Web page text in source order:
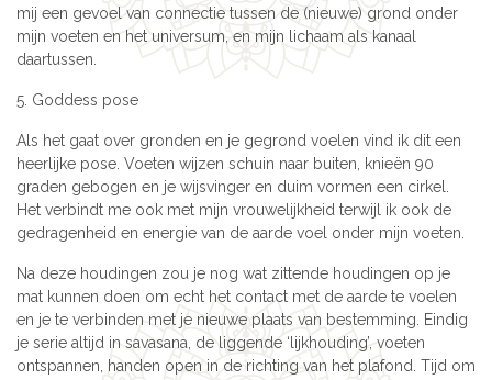
mij een gevoel van connectie tussen de (nieuwe) grond onder
mijn voeten en het universum, en mijn lichaam als kanaal
daartussen.
5. Goddess pose
Als het gaat over gronden en je gegrond voelen vind ik dit een
heerlijke pose. Voeten wijzen schuin naar buiten, knieën 90
graden gebogen en je wijsvinger en duim vormen een cirkel.
Het verbindt me ook met mijn vrouwelijkheid terwijl ik ook de
gedragenheid en energie van de aarde voel onder mijn voeten.
Na deze houdingen zou je nog wat zittende houdingen op je
mat kunnen doen om echt het contact met de aarde te voelen
en je te verbinden met je nieuwe plaats van bestemming. Eindig
je serie altijd in savasana, de liggende ‘lijkhouding’, voeten
ontspannen, handen open in de richting van het plafond. Tijd om